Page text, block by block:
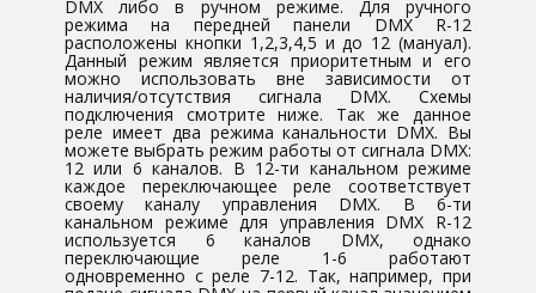
DMX либо в ручном режиме. Для ручного
режима на передней панели DMX R-12
расположены кнопки 1,2,3,4,5 и до 12 (мануал).
Данный режим является приоритетным и его
можно использовать вне зависимости от
наличия/отсутствия сигнала DMX. Схемы
подключения смотрите ниже. Так же данное
реле имеет два режима канальности DMX. Вы
можете выбрать режим работы от сигнала DMX:
12 или 6 каналов. В 12-ти канальном режиме
каждое переключающее реле соответствует
своему каналу управления DMX. В 6-ти
канальном режиме для управления DMX R-12
используется 6 каналов DMX, однако
переключающие реле 1-6 работают
одновременно с реле 7-12. Так, например, при